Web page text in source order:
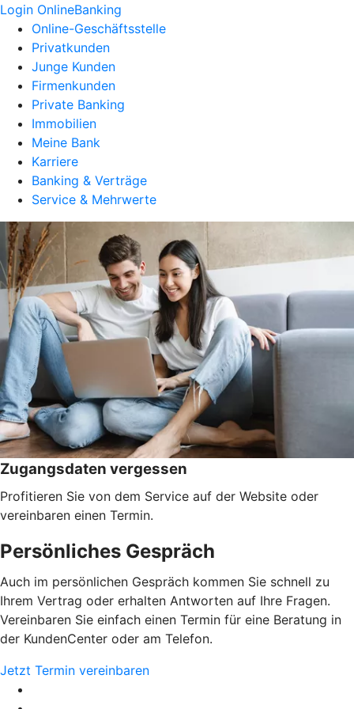
Login OnlineBanking
Online-Geschäftsstelle
Privatkunden
Junge Kunden
Firmenkunden
Private Banking
Immobilien
Meine Bank
Karriere
Banking & Verträge
Service & Mehrwerte
Zugangsdaten vergessen
Profitieren Sie von dem Service auf der Website oder
vereinbaren einen Termin.
Persönliches Gespräch
Auch im persönlichen Gespräch kommen Sie schnell zu
Ihrem Vertrag oder erhalten Antworten auf Ihre Fragen.
Vereinbaren Sie einfach einen Termin für eine Beratung in
der KundenCenter oder am Telefon.
Jetzt Termin vereinbaren